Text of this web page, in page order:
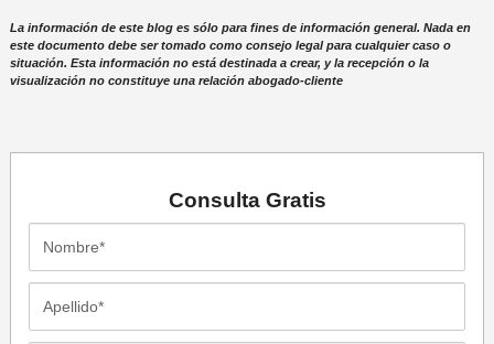
La información de este blog es sólo para fines de información general. Nada en
este documento debe ser tomado como consejo legal para cualquier caso o
situación. Esta información no está destinada a crear, y la recepción o la
visualización no constituye una relación abogado-cliente
Consulta Gratis